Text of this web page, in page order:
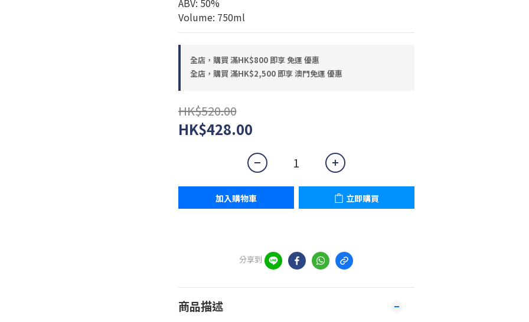
ABV: 50%
Volume: 750ml
全店，購買 滿HK$800 即享 免運 優惠
全店，購買 滿HK$2,500 即享 澳門免運 優惠
HK$520.00
HK$428.00
加入購物車 立即購買
分享到
商品描述